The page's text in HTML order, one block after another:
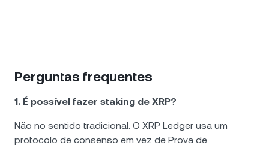
Perguntas frequentes
1. É possível fazer staking de XRP?
Não no sentido tradicional. O XRP Ledger usa um
protocolo de consenso em vez de Prova de